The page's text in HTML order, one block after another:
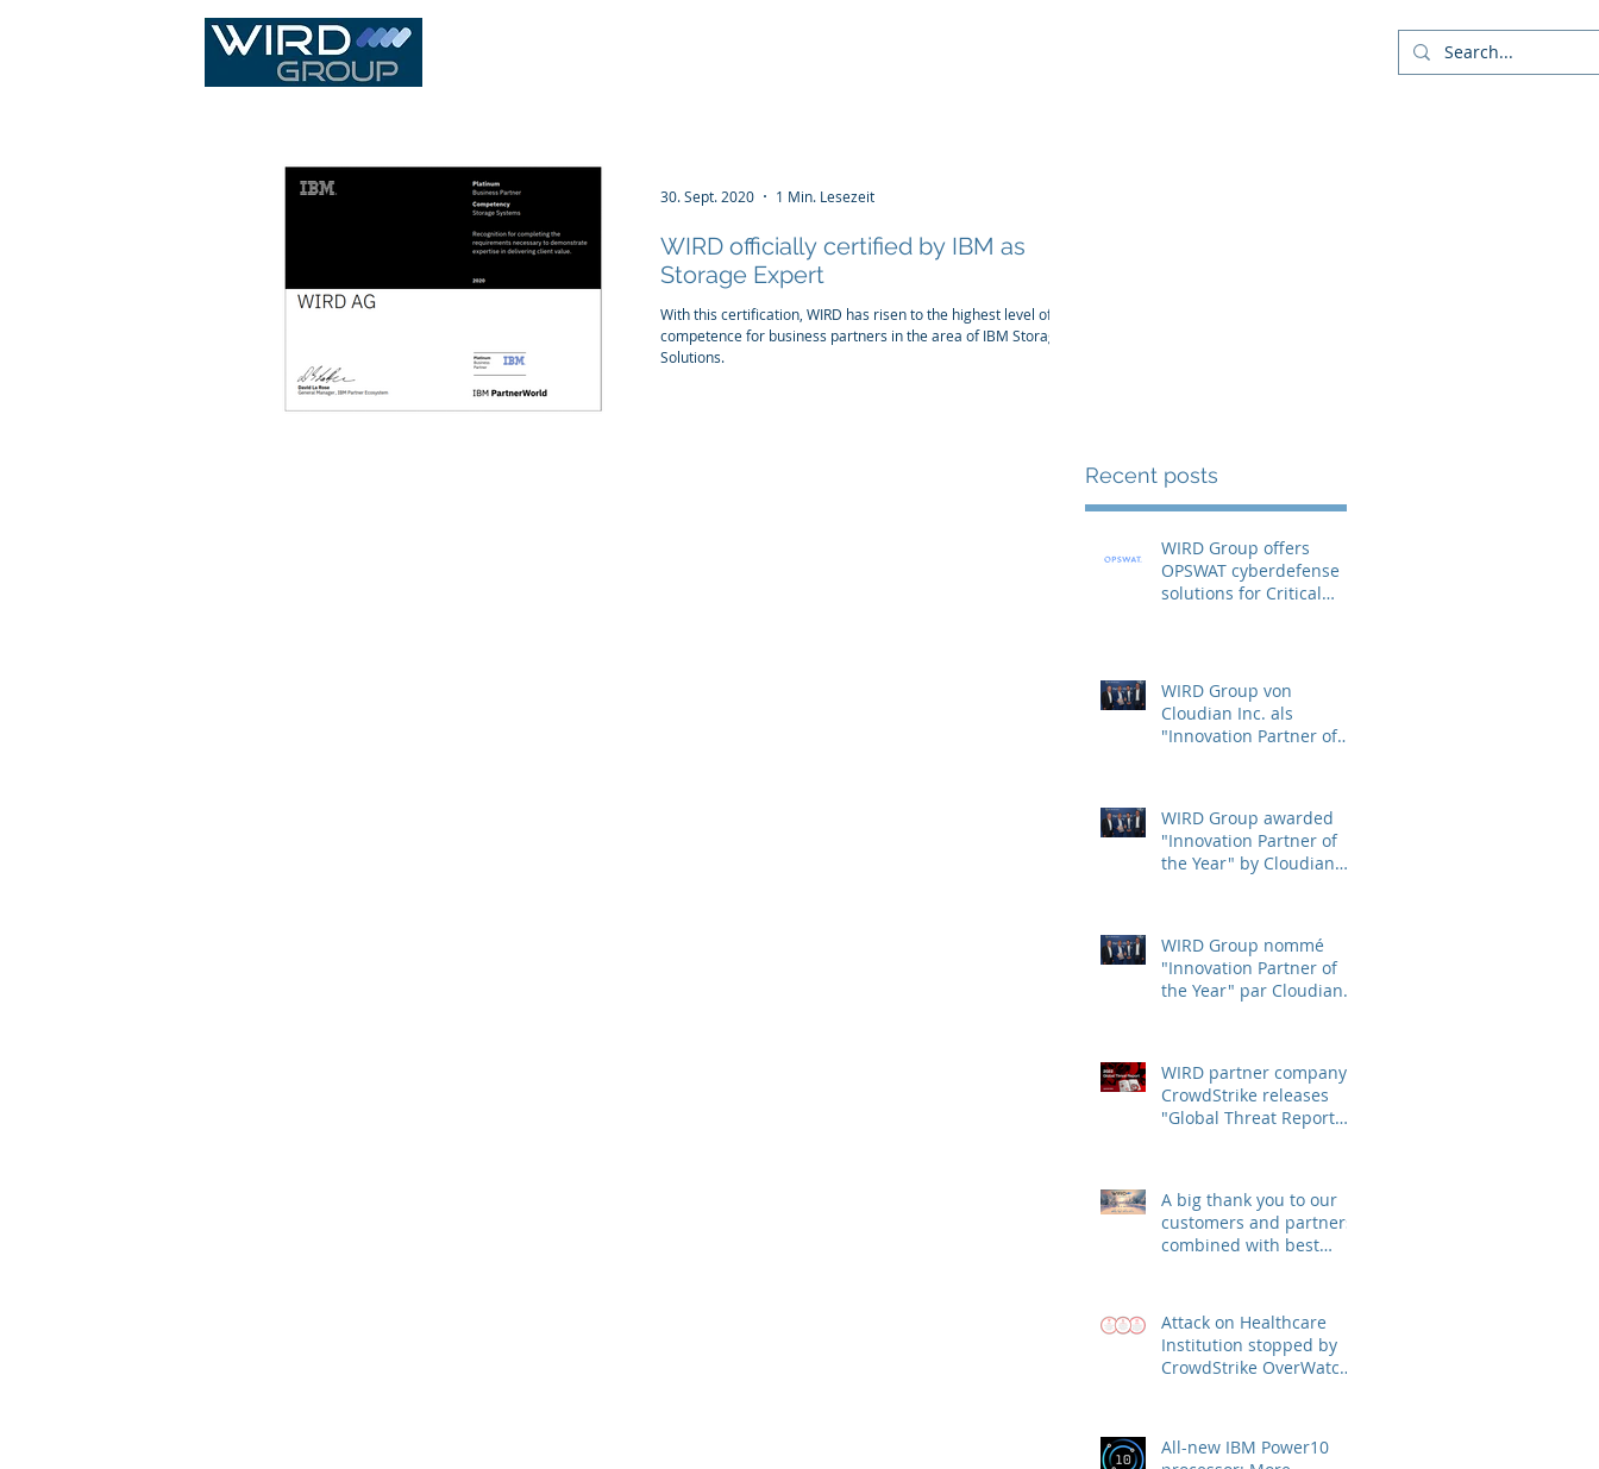
WIRD officially certified by IBM as
Storage Expert
With this certification, WIRD has risen to the highest level of
competence for business partners in the area of IBM Storage
Solutions.
30. Sept. 2020 1 Min. Lesezeit
Recent posts
WIRD Group offers
OPSWAT cyberdefense
solutions for Critical
WIRD Group von
Cloudian Inc. als
"Innovation Partner of
WIRD Group awarded
"Innovation Partner of
the Year" by Cloudian
WIRD Group nommé
"Innovation Partner of
the Year" par Cloudian
WIRD partner company
CrowdStrike releases
"Global Threat Report
A big thank you to our
customers and partners,
combined with best
Attack on Healthcare
Institution stopped by
CrowdStrike OverWatch
All-new IBM Power10